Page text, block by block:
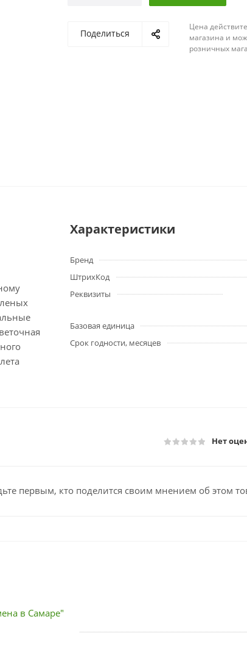
Поделиться
Цена
магазина и
розничных
Характеристики
Бренд
ШтрихКод
Реквизиты
Базовая единица
Срок годности, месяцев
Нет
первым, кто поделится своим мнением об этом
в Самаре"